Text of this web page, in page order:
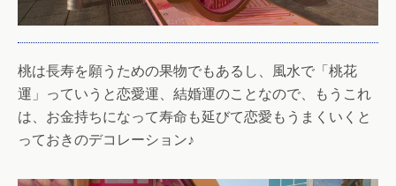
桃は長寿を願うための果物でもあるし、風水で「桃花
運」っていうと恋愛運、結婚運のことなので、もうこれ
は、お金持ちになって寿命も延びて恋愛もうまくいくと
っておきのデコレーション♪